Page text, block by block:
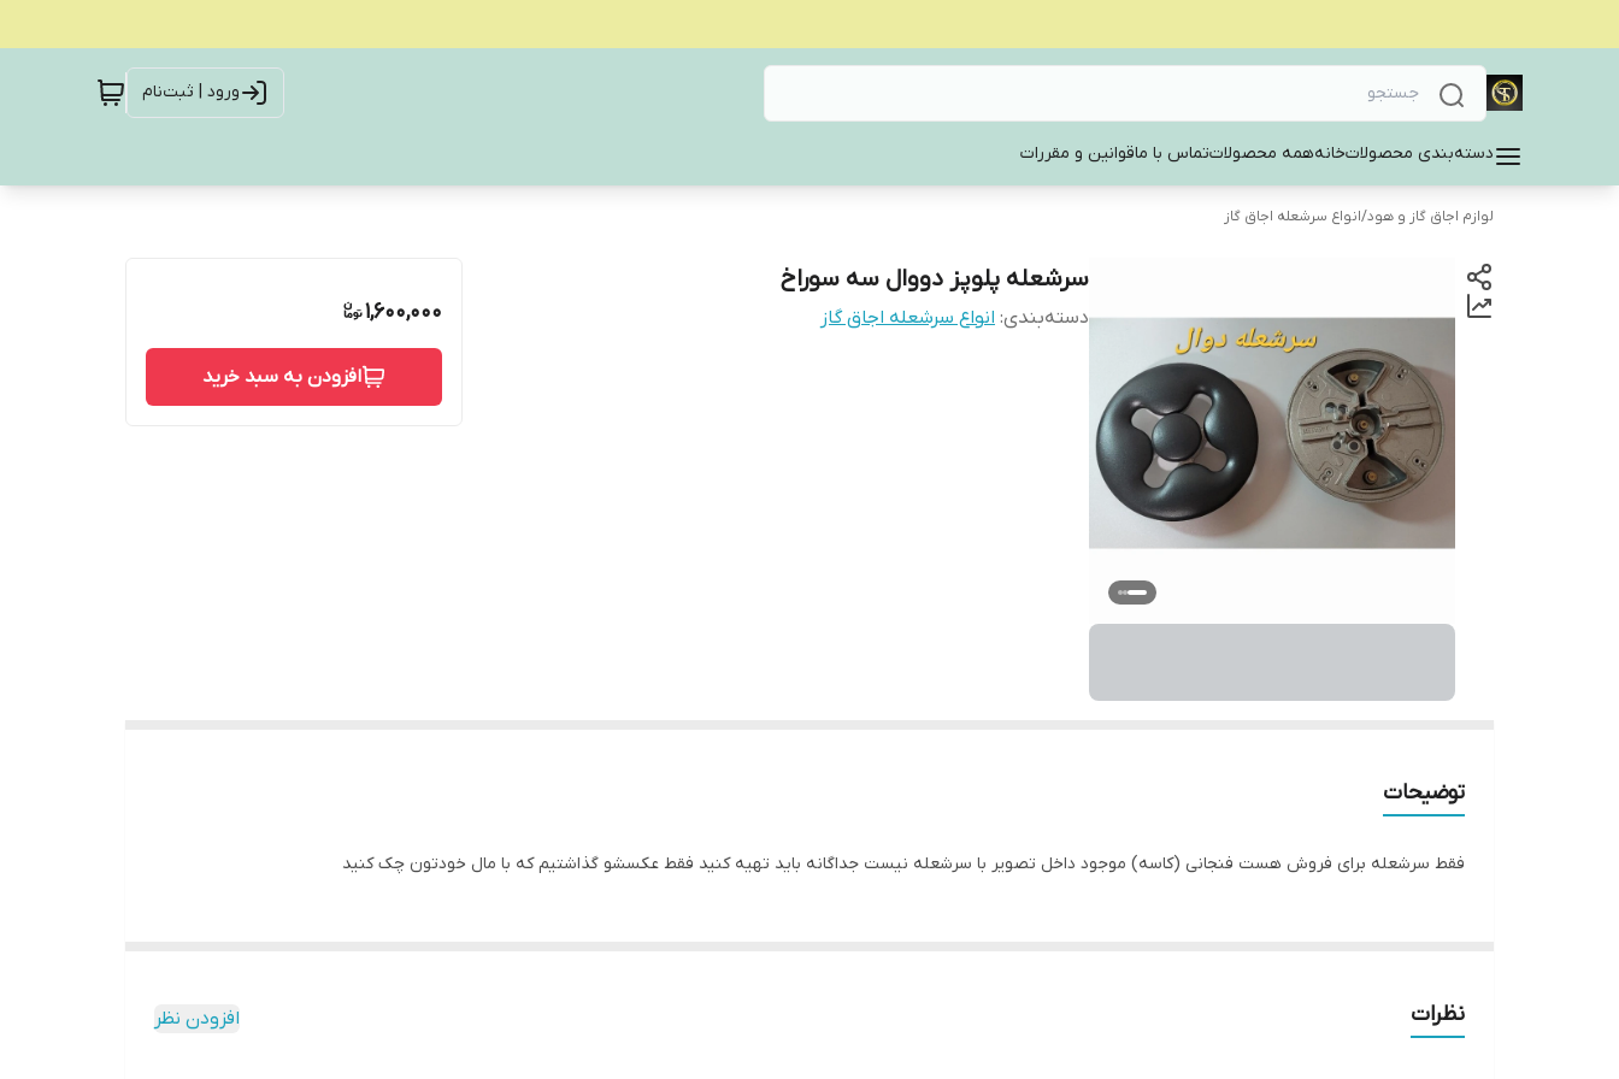
ورود | ثبت‌نام
دسته‌بندی محصولاتخانههمه محصولاتتماس با ماقوانین و مقررات
لوازم اجاق گاز و هود/انواع سرشعله اجاق گاز
سرشعله پلوپز دووال سه سوراخ
دسته‌بندی: انواع سرشعله اجاق گاز 1,600,000
افزودن به سبد خرید
توضیحات
فقط سرشعله برای فروش هست فنجانی (کاسه) موجود داخل تصویر با سرشعله نیست جداگانه باید تهیه کنید فقط عکسشو گذاشتیم که با مال خودتون چک کنید
نظرات افزودن نظر